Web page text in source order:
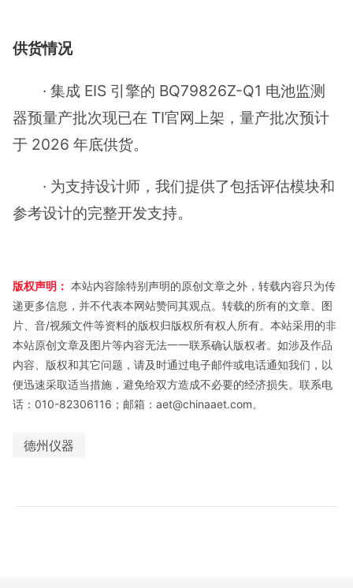
供货情况
· 集成 EIS 引擎的 BQ79826Z-Q1 电池监测
器预量产批次现已在 TI官网上架，量产批次预计
于 2026 年底供货。
· 为支持设计师，我们提供了包括评估模块和
参考设计的完整开发支持。
版权声明： 本站内容除特别声明的原创文章之外，转载内容只为传
递更多信息，并不代表本网站赞同其观点。转载的所有的文章、图
片、音/视频文件等资料的版权归版权所有权人所有。本站采用的非
本站原创文章及图片等内容无法一一联系确认版权者。如涉及作品
内容、版权和其它问题，请及时通过电子邮件或电话通知我们，以
便迅速采取适当措施，避免给双方造成不必要的经济损失。联系电
话：010-82306116；邮箱：aet@chinaaet.com。
德州仪器